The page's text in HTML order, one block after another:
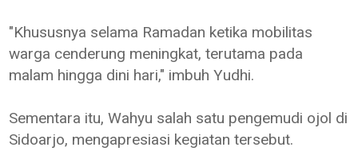
"Khususnya selama Ramadan ketika mobilitas
warga cenderung meningkat, terutama pada
malam hingga dini hari," imbuh Yudhi.
Sementara itu, Wahyu salah satu pengemudi ojol di
Sidoarjo, mengapresiasi kegiatan tersebut.